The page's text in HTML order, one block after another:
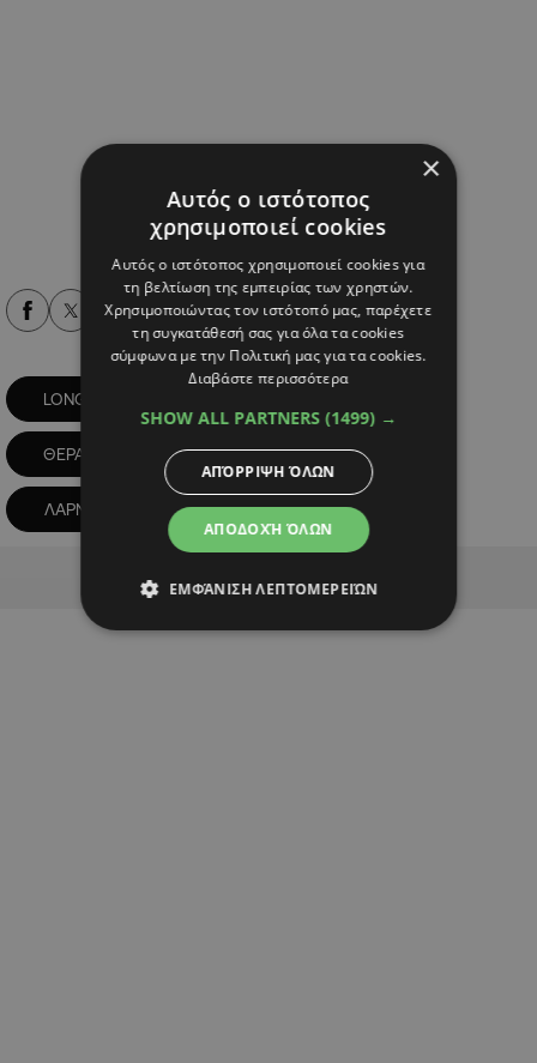
Alpha Podcasts
LONG COVID
ΘΕΡΑΠΕΙΕΣ ΙΑΤΡΙΚΟ ΚΕΝΤΡΟ
ΛΑΡΝΑΚΑ
×
Αυτός ο ιστότοπος
χρησιμοποιεί cookies
Αυτός ο ιστότοπος χρησιμοποιεί cookies για
τη βελτίωση της εμπειρίας των χρηστών.
Χρησιμοποιώντας τον ιστότοπό μας, παρέχετε
τη συγκατάθεσή σας για όλα τα cookies
σύμφωνα με την Πολιτική μας για τα cookies.
Διαβάστε περισσότερα
SHOW ALL PARTNERS (1499) →
ΑΠΟΔΟΧΉ ΌΛΩΝ
ΑΠΌΡΡΙΨΗ ΌΛΩΝ
ΕΜΦΆΝΙΣΗ ΛΕΠΤΟΜΕΡΕΙΏΝ